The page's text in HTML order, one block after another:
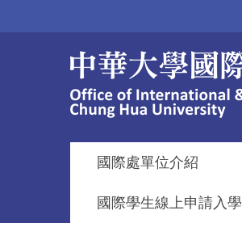
國際處單位介紹
國際學生線上申請入學